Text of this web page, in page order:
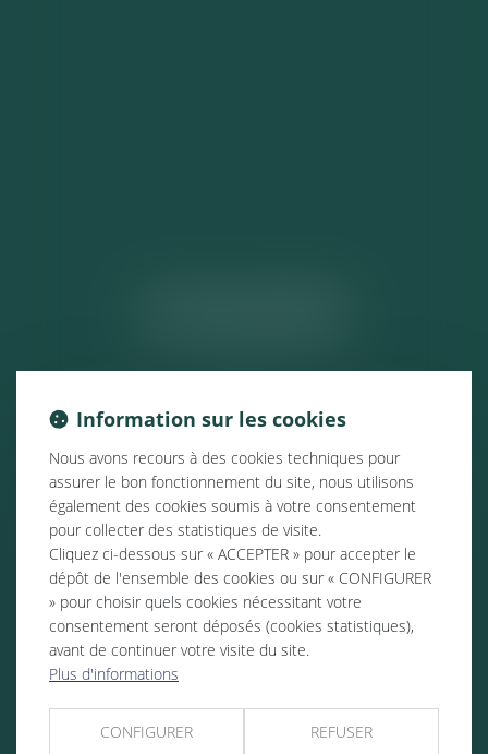
Information sur les cookies
Nous avons recours à des cookies techniques pour
assurer le bon fonctionnement du site, nous utilisons
également des cookies soumis à votre consentement
pour collecter des statistiques de visite.
Cliquez ci-dessous sur « ACCEPTER » pour accepter le
dépôt de l'ensemble des cookies ou sur « CONFIGURER
» pour choisir quels cookies nécessitant votre
consentement seront déposés (cookies statistiques),
avant de continuer votre visite du site.
Plus d'informations
CONFIGURER REFUSER